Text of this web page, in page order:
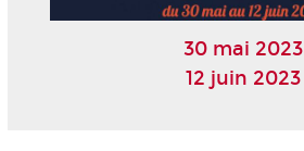
30 mai 2023
12 juin 2023